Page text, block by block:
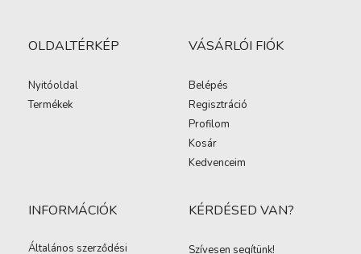
OLDALTÉRKÉP
Nyitóoldal
Termékek
VÁSÁRLÓI FIÓK
Belépés
Regisztráció
Profilom
Kosár
Kedvenceim
INFORMÁCIÓK
Általános szerződési
KÉRDÉSED VAN?
Szívesen segítünk!